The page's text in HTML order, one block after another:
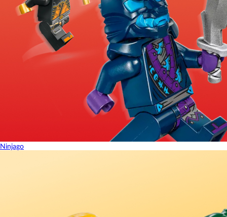
Ninjago